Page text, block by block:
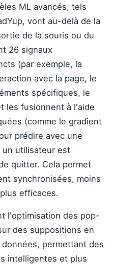
ML avancés, tels
vont au-delà de la
de la souris ou du
26 signaux
(par exemple, la
avec la page, le
spécifiques, le
les fusionnent à l'aide
(comme le gradient
prédire avec une
un utilisateur est
quitter. Cela permet
synchronisées, moins
efficaces.
l'optimisation des pop-
des suppositions en
permettant des
intelligentes et plus